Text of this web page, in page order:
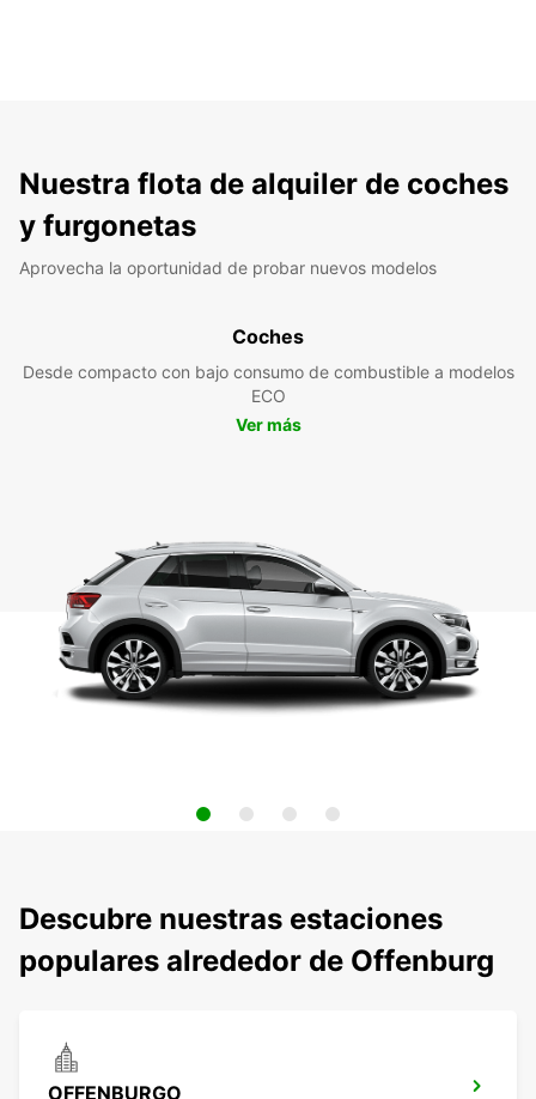
Nuestra flota de alquiler de coches
y furgonetas
Aprovecha la oportunidad de probar nuevos modelos
Coches
Desde compacto con bajo consumo de combustible a modelos
ECO
Ver más
Descubre nuestras estaciones
populares alrededor de Offenburg
OFFENBURGO